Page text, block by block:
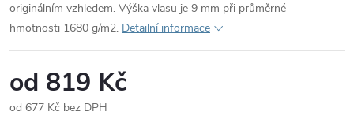
originálním vzhledem. Výška vlasu je 9 mm při průměrné
hmotnosti 1680 g/m2. Detailní informace
od 819 Kč
od 677 Kč bez DPH